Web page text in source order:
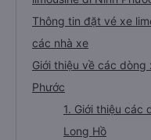
Thông tin đặt vé xe
các nhà xe
Giới thiệu về các dòng
Phước
1. Giới thiệu các
Long Hồ